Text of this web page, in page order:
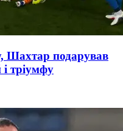
Шахтар подарував
і тріумфу